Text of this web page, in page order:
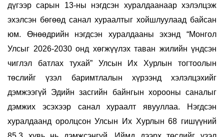
дүгээр сарын 13-ны нэгдсэн хуралдаанаар хэлэлцэж
эхэлсэн бөгөөд санал хураалтыг хойшлуулаад байсан
юм. Өнөөдрийн нэгдсэн хуралдааны эхэнд “Монгол
Улсыг 2026-2030 онд хөгжүүлэх таван жилийн үндсэн
чиглэл батлах тухай” Улсын Их Хурлын тогтоолын
төслийг үзэл баримтлалын хүрээнд хэлэлцэхийг
дэмжээгүй Эдийн засгийн байнгын хорооны саналыг
дэмжих эсэхээр санал хураалт явууллаа. Нэгдсэн
хуралдаанд оролцсон Улсын Их Хурлын 68 гишүүний